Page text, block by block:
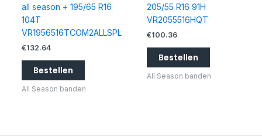
all season + 195/65 R16
104T
VR1956516TCOM2ALLSPL
€132.64
Bestellen
All Season banden
205/55 R16 91H
VR2055516HQT
€100.36
Bestellen
All Season banden